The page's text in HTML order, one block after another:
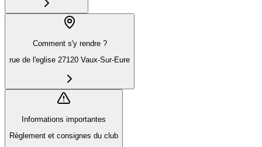
Comment s'y rendre ?
rue de l'eglise 27120 Vaux-Sur-Eure
Informations importantes
Règlement et consignes du club